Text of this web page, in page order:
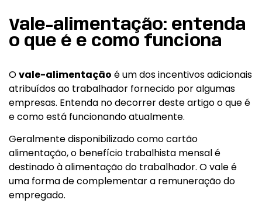
Vale-alimentação: entenda
o que é e como funciona
Ovale-alimentação é um dos incentivos adicionais
atribuídos ao trabalhador fornecido por algumas
empresas. Entenda no decorrer deste artigo o que é
e como está funcionando atualmente.
Geralmente disponibilizado como cartão
alimentação, o benefício trabalhista mensal é
destinado à alimentação do trabalhador. O vale é
uma forma de complementar a remuneração do
empregado.